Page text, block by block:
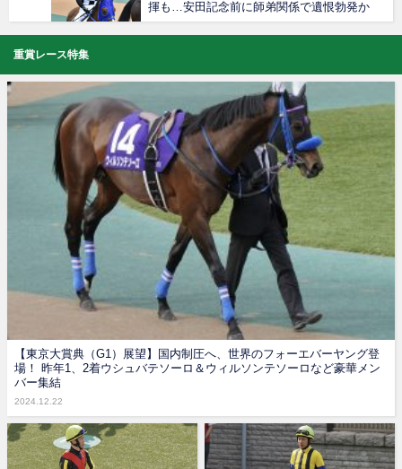
揮も…安田記念前に師弟関係で遺恨勃発か
重賞レース特集
【東京大賞典（G1）展望】国内制圧へ、世界のフォーエバーヤング登
場！ 昨年1、2着ウシュバテソーロ＆ウィルソンテソーロなど豪華メン
バー集結
2024.12.22